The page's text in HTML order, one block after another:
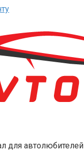
для автолюбителей